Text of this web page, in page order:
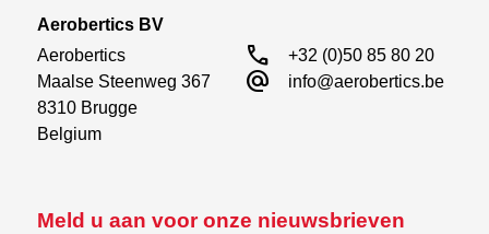
Meld u aan voor onze nieuwsbrieven
Aerobertics BV
Aerobertics
Maalse Steenweg 367
8310 Brugge
Belgium
call +32 (0)50 85 80 20
alternate_email info@aerobertics.be